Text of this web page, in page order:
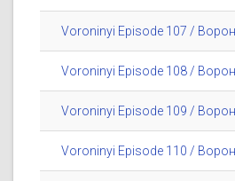
Voroninyi Episode 107 /
Voroninyi Episode 108 /
Voroninyi Episode 109 /
Voroninyi Episode 110 /